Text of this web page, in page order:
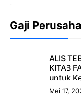
Gaji
ALIS
KITAB
untuk
Mei 17,